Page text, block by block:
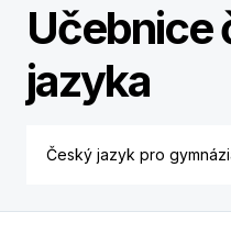
Učebnice
jazyka
Český jazyk pro